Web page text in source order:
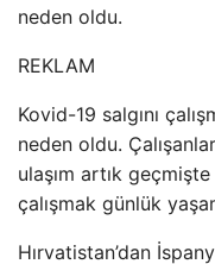
neden oldu.
REKLAM
Kovid-19 salgını
neden oldu.
ulaşım artık
çalışmak günlük
Hırvatistan’dan